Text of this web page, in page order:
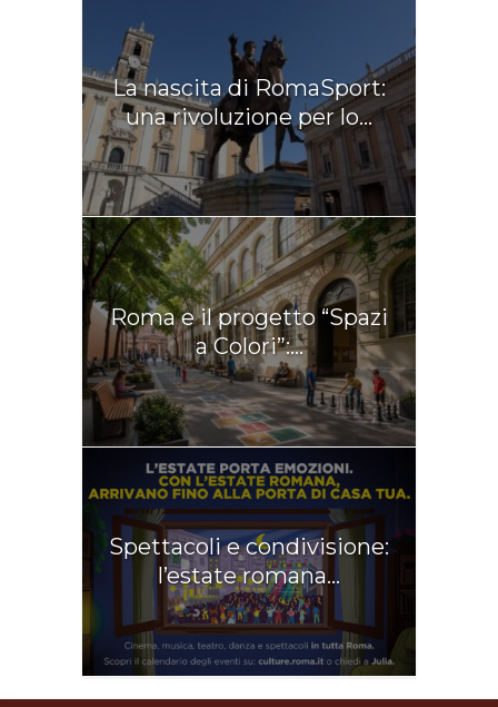
La nascita di RomaSport:
una rivoluzione per lo...
Roma e il progetto “Spazi
a Colori”:...
Spettacoli e condivisione:
l’estate romana...